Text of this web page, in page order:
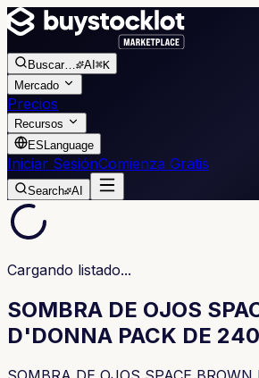
Buscar… AI ⌘K
Mercado
Precios
Recursos
ES Language
Iniciar SesiónComienza Gratis
Search AI
Cargando listado...
SOMBRA DE OJOS
D'DONNA PACK DE 240